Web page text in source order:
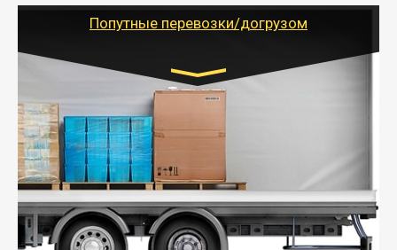
Попутные перевозки/догрузом
Транспорт:
Газель (1,5 и 3 тонны), Бычок, Еврофура от 5 до
10 тонн
от 5000 руб. Возможен догруз
- Экономный способ доставить вещи от 200 кг в
другой город - догрузом или попутно. Попутные
грузоперевозки для физлиц, ИП и юрлиц обходятся
дешевле.